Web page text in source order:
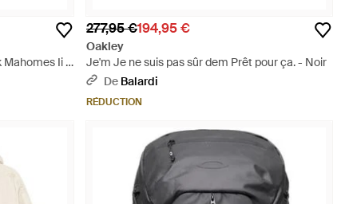
Mahomes Ii -
277,95 €194,95 €
Oakley
Je'm Je ne suis pas sûr dem Prêt pour ça. - Noir
De Balardi
RÉDUCTION